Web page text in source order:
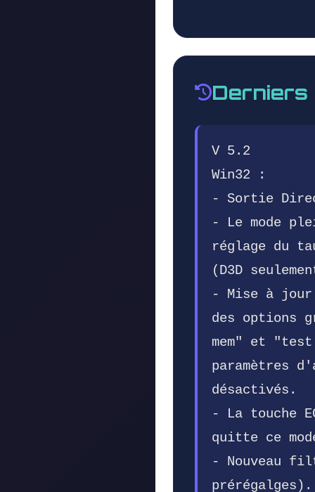
Derniers
V 5.2
Win32 :
- Sortie
- Le mode
réglage du
(D3D
- Mise à
des options
mem" et
paramètres
désactivés.
- La touche
quitte ce
- Nouveau
prérégalges).